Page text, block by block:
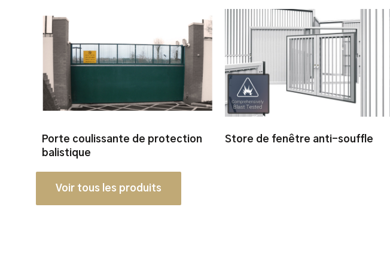
Porte coulissante de protection
balistique
Store de fenêtre anti-souffle
Voir tous les produits